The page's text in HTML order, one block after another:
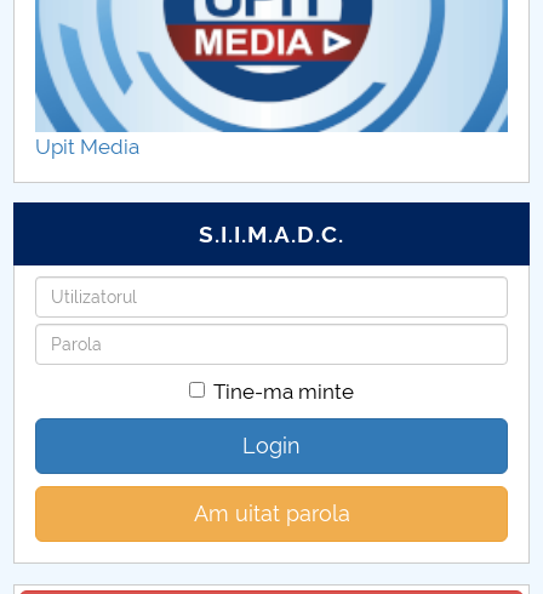
Admitere
Acte normative
Doctoranzi
Secretariat
Conducere
Conducători de doctorat
Teze de doctorat
Abilitare
Upit Media
S.I.I.M.A.D.C.
Utilizatorul
Parola
Tine-ma minte
Login
Am uitat parola